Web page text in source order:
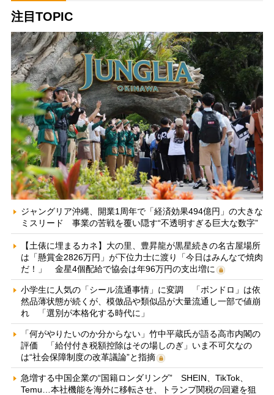
注目TOPIC
ジャングリア沖縄、開業1周年で「経済効果494億円」の大きな
ミスリード 事業の苦戦を覆い隠す“不透明すぎる巨大な数字”
【土俵に埋まるカネ】大の里、豊昇龍が黒星続きの名古屋場所
は「懸賞金2826万円」が下位力士に渡り「今日はみんなで焼肉
だ！」 金星4個配給で協会は年96万円の支出増に
小学生に人気の「シール流通事情」に変調 「ボンドロ」は依
然品薄状態が続くが、模倣品や類似品が大量流通し一部で値崩
れ 「選別が本格化する時代に」
「何がやりたいのか分からない」竹中平蔵氏が語る高市内閣の
評価 「給付付き税額控除はその場しのぎ」いま不可欠なの
は“社会保障制度の改革議論”と指摘
急増する中国企業の“国籍ロンダリング” SHEIN、TikTok、
Temu…本社機能を海外に移転させ、トランプ関税の回避を狙